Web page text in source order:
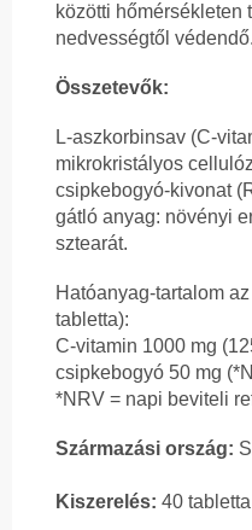
közötti hőmérsékleten
nedvességtől védendő.
Összetevők:
L-aszkorbinsav (C-
mikrokristályos
csipkebogyó-kivonat
gátló anyag: növényi
sztearát.
Hatóanyag-tartalom
tabletta):
C-vitamin 1000 mg
csipkebogyó 50 mg
*NRV = napi beviteli
Származási ország:
Kiszerelés: 40 tabletta